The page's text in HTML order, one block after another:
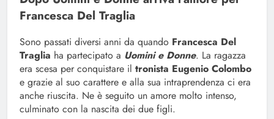
Francesca Del Traglia
Sono passati diversi anni da quando Francesca Del
Traglia ha partecipato a Uomini e Donne. La ragazza
era scesa per conquistare il tronista Eugenio Colombo
e grazie al suo carattere e alla sua intraprendenza ci era
anche riuscita. Ne è seguito un amore molto intenso,
culminato con la nascita dei due figli.